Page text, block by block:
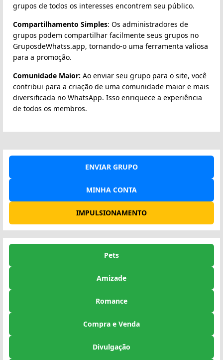
grupos de todos os interesses encontrem seu público.
Compartilhamento Simples: Os administradores de
grupos podem compartilhar facilmente seus grupos no
GruposdeWhatss.app, tornando-o uma ferramenta valiosa
para a promoção.
Comunidade Maior: Ao enviar seu grupo para o site, você
contribui para a criação de uma comunidade maior e mais
diversificada no WhatsApp. Isso enriquece a experiência
de todos os membros.
ENVIAR GRUPO
MINHA CONTA
IMPULSIONAMENTO
Pets
Amizade
Romance
Compra e Venda
Divulgação